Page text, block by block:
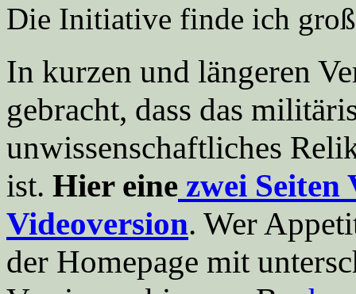
Die Initiative finde ich
In kurzen und längeren
gebracht, dass das
unwissenschaftliches
ist. Hier eine zwei Seiten
Videoversion. Wer
der Homepage mit